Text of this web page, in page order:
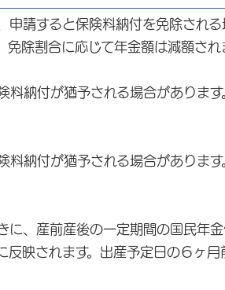
請すると保険料納付を免除され
除割合に応じて年金額は減額され
納付が猶予される場合がありま
納付が猶予される場合がありま
、産前産後の一定期間の国民年
映されます。出産予定日の６ヶ